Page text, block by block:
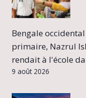
Bengale
primaire, Nazrul
rendait à l'école
9 août 2026